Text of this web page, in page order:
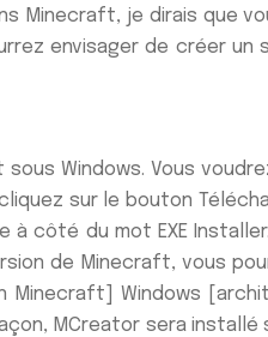
Minecraft, je dirais que
envisager de créer
Windows. Vous
sur le bouton
côté du mot EXE
de Minecraft, vous
Windows
MCreator sera